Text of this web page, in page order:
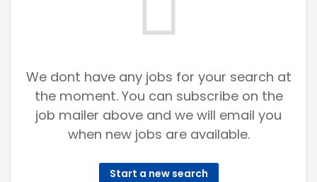
We dont have any jobs for your search at
the moment. You can subscribe on the
job mailer above and we will email you
when new jobs are available.
Start a new search